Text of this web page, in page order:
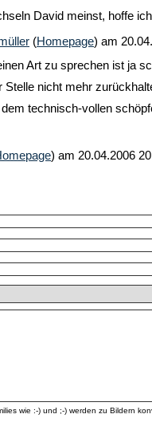
David meinst, hoffe
(Homepage) am
Art zu sprechen ist ja
Stelle nicht mehr
technisch-vollen
) am 20.04.2006
wie :-) und ;-) werden zu Bildern